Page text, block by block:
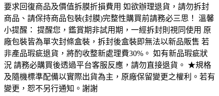
要求回復商品及價值拆膜折損費用 如欲辦理退貨，請勿拆封
商品、請保持商品包裝(封膜)完整性購買前請務必三思！ 溫馨
小提醒： 提醒您，鑑賞期非試用期，一經拆封則視同使用 原
廠包裝皆為單次封條盒裝，拆封後盒裝即無法以新品販售 若
非產品瑕疵退貨，將酌收整新處理費30%。 如有新品瑕疵狀
況 請務必購買後透過平台客服反應，請勿直接退貨。 ★規格
及隨機標準配備以實際出貨為主，原廠保留變更之權利。若有
變更，恕不另行通知。謝謝